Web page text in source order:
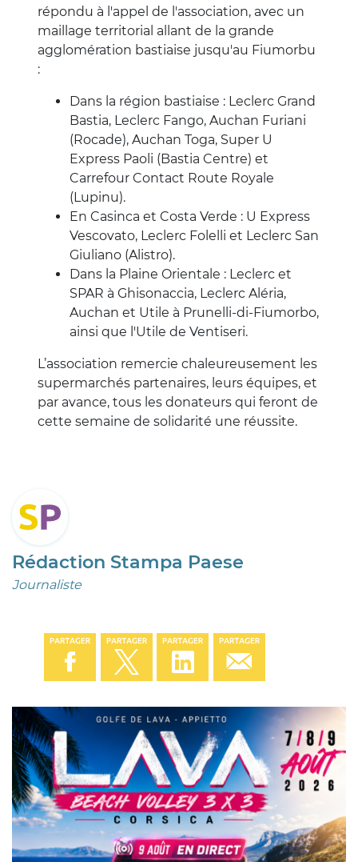
répondu à l'appel de l'association, avec un
maillage territorial allant de la grande
agglomération bastiaise jusqu'au Fiumorbu
:
Dans la région bastiaise : Leclerc Grand
Bastia, Leclerc Fango, Auchan Furiani
(Rocade), Auchan Toga, Super U
Express Paoli (Bastia Centre) et
Carrefour Contact Route Royale
(Lupinu).
En Casinca et Costa Verde : U Express
Vescovato, Leclerc Folelli et Leclerc San
Giuliano (Alistro).
Dans la Plaine Orientale : Leclerc et
SPAR à Ghisonaccia, Leclerc Aléria,
Auchan et Utile à Prunelli-di-Fiumorbo,
ainsi que l'Utile de Ventiseri.
L’association remercie chaleureusement les
supermarchés partenaires, leurs équipes, et
par avance, tous les donateurs qui feront de
cette semaine de solidarité une réussite.
Rédaction Stampa Paese
Journaliste